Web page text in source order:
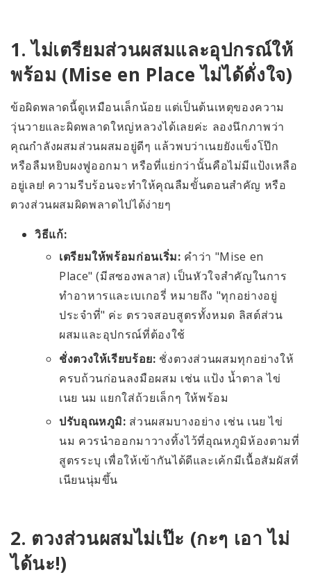
1. ไม่เตรียมส่วนผสมและอุปกรณ์ให้
พร้อม (Mise en Place ไม่ได้ดั่งใจ)
ข้อผิดพลาดนี้ดูเหมือนเล็กน้อย แต่เป็นต้นเหตุของความ
วุ่นวายและผิดพลาดใหญ่หลวงได้เลยค่ะ ลองนึกภาพว่า
คุณกำลังผสมส่วนผสมอยู่ดีๆ แล้วพบว่าเนยยังแข็งโป๊ก
หรือลืมหยิบผงฟูออกมา หรือที่แย่กว่านั้นคือไม่มีแป้งเหลือ
อยู่เลย! ความรีบร้อนจะทำให้คุณลืมขั้นตอนสำคัญ หรือ
ตวงส่วนผสมผิดพลาดไปได้ง่ายๆ
วิธีแก้:
เตรียมให้พร้อมก่อนเริ่ม: คำว่า "Mise en
Place" (มีสซองพลาส) เป็นหัวใจสำคัญในการ
ทำอาหารและเบเกอรี่ หมายถึง "ทุกอย่างอยู่
ประจำที่" ค่ะ ตรวจสอบสูตรทั้งหมด ลิสต์ส่วน
ผสมและอุปกรณ์ที่ต้องใช้
ชั่งตวงให้เรียบร้อย: ชั่งตวงส่วนผสมทุกอย่างให้
ครบถ้วนก่อนลงมือผสม เช่น แป้ง น้ำตาล ไข่
เนย นม แยกใส่ถ้วยเล็กๆ ให้พร้อม
ปรับอุณหภูมิ: ส่วนผสมบางอย่าง เช่น เนย ไข่
นม ควรนำออกมาวางทิ้งไว้ที่อุณหภูมิห้องตามที่
สูตรระบุ เพื่อให้เข้ากันได้ดีและเค้กมีเนื้อสัมผัสที่
เนียนนุ่มขึ้น
2. ตวงส่วนผสมไม่เป๊ะ (กะๆ เอา ไม่
ได้นะ!)